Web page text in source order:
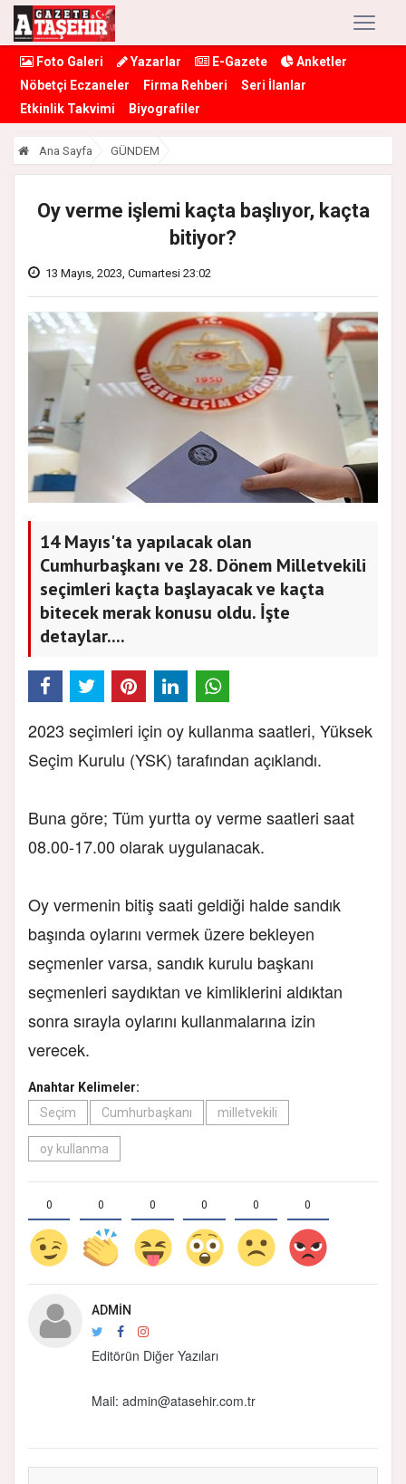
Foto Galeri Yazarlar E-Gazete
Anketler
Nöbetçi Eczaneler
Firma Rehberi
Seri İlanlar
Etkinlik Takvimi
Biyografiler
Ana Sayfa GÜNDEM
Oy verme işlemi kaçta başlıyor, kaçta
bitiyor?
13 Mayıs, 2023, Cumartesi 23:02
14 Mayıs'ta yapılacak olan
Cumhurbaşkanı ve 28. Dönem Milletvekili
seçimleri kaçta başlayacak ve kaçta
bitecek merak konusu oldu. İşte
detaylar....
2023 seçimleri için oy kullanma saatleri, Yüksek
Seçim Kurulu (YSK) tarafından açıklandı.
Buna göre; Tüm yurtta oy verme saatleri saat
08.00-17.00 olarak uygulanacak.
Oy vermenin bitiş saati geldiği halde sandık
başında oylarını vermek üzere bekleyen
seçmenler varsa, sandık kurulu başkanı
seçmenleri saydıktan ve kimliklerini aldıktan
sonra sırayla oylarını kullanmalarına izin
verecek.
Anahtar Kelimeler:
Seçim
Cumhurbaşkanı milletvekili
oy kullanma
0 0 0 0 0 0
ADMIN
Editörün Diğer Yazıları
Mail: admin@atasehir.com.tr